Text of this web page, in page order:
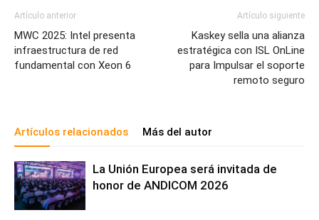
Artículo anterior
MWC 2025: Intel presenta
infraestructura de red
fundamental con Xeon 6
Artículo siguiente
Kaskey sella una alianza
estratégica con ISL OnLine
para Impulsar el soporte
remoto seguro
Artículos relacionados Más del autor
La Unión Europea será invitada de
honor de ANDICOM 2026